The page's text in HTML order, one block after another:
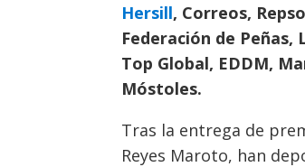
Hersill, Correos,
Federación de Peñas,
Top Global, EDDM,
Móstoles.
Tras la entrega de
Reyes Maroto, han